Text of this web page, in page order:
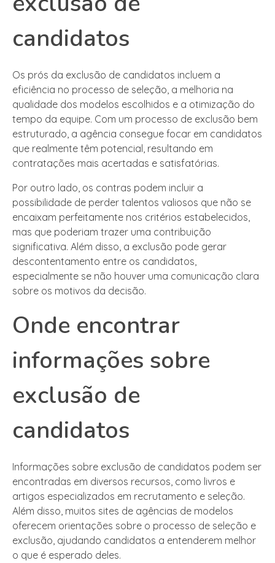
candidatos
Os prós da exclusão de candidatos incluem a
eficiência no processo de seleção, a melhoria na
qualidade dos modelos escolhidos e a otimização do
tempo da equipe. Com um processo de exclusão bem
estruturado, a agência consegue focar em candidatos
que realmente têm potencial, resultando em
contratações mais acertadas e satisfatórias.
Por outro lado, os contras podem incluir a
possibilidade de perder talentos valiosos que não se
encaixam perfeitamente nos critérios estabelecidos,
mas que poderiam trazer uma contribuição
significativa. Além disso, a exclusão pode gerar
descontentamento entre os candidatos,
especialmente se não houver uma comunicação clara
sobre os motivos da decisão.
Onde encontrar
informações sobre
exclusão de
candidatos
Informações sobre exclusão de candidatos podem ser
encontradas em diversos recursos, como livros e
artigos especializados em recrutamento e seleção.
Além disso, muitos sites de agências de modelos
oferecem orientações sobre o processo de seleção e
exclusão, ajudando candidatos a entenderem melhor
o que é esperado deles.